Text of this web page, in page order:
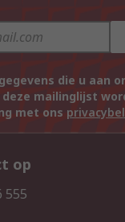
die u aan
deze mailinglijst
met ons
op
555